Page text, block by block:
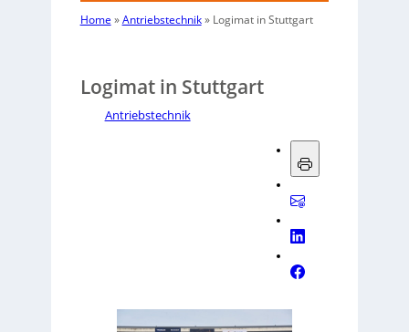
Home »Antriebstechnik» Logimat in Stuttgart
Logimat in Stuttgart
Antriebstechnik